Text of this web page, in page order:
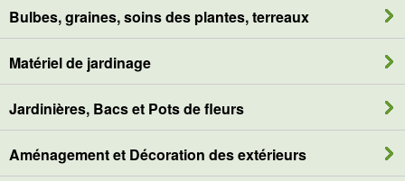
Bulbes, graines, soins des plantes, terreaux
Matériel de jardinage
Jardinières, Bacs et Pots de fleurs
Aménagement et Décoration des extérieurs